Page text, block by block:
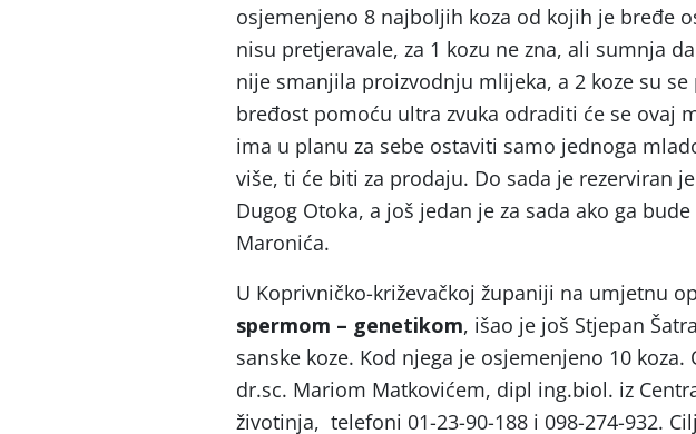
osjemenjeno 8 najboljih koza od kojih je bređe
nisu pretjeravale, za 1 kozu ne zna, ali sumnja
nije smanjila proizvodnju mlijeka, a 2 koze su
bređost pomoću ultra zvuka odraditi će se ovaj
ima u planu za sebe ostaviti samo jednoga
više, ti će biti za prodaju. Do sada je rezerviran
Dugog Otoka, a još jedan je za sada ako ga
Maronića.
U Koprivničko-križevačkoj županiji na umjetnu
spermom – genetikom, išao je još Stjepan
sanske koze. Kod njega je osjemenjeno 10
dr.sc. Mariom Matkovićem, dipl ing.biol. iz
životinja, telefoni 01-23-90-188 i 098-274-932.